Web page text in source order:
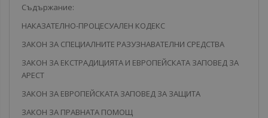
Съдържание:
НАКАЗАТЕЛНО-ПРОЦЕСУАЛЕН КОДЕКС
ЗАКОН ЗА СПЕЦИАЛНИТЕ РАЗУЗНАВАТЕЛНИ СРЕДСТВА
ЗАКОН ЗА ЕКСТРАДИЦИЯТА И ЕВРОПЕЙСКАТА ЗАПОВЕД ЗА
АРЕСТ
ЗАКОН ЗА ЕВРОПЕЙСКАТА ЗАПОВЕД ЗА ЗАЩИТА
ЗАКОН ЗА ПРАВНАТА ПОМОЩ